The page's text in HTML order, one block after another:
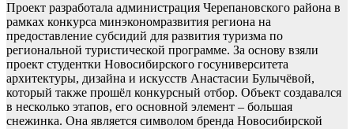
Проект разработала администрация Черепановского района в
рамках конкурса минэкономразвития региона на
предоставление субсидий для развития туризма по
региональной туристической программе. За основу взяли
проект студентки Новосибирского госуниверситета
архитектуры, дизайна и искусств Анастасии Булычёвой,
который также прошёл конкурсный отбор. Объект создавался
в несколько этапов, его основной элемент – большая
снежинка. Она является символом бренда Новосибирской